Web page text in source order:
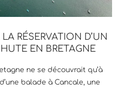
RÉSERVATION D’UN
EN BRETAGNE
ne se découvrait qu’à
balade à Cancale, une